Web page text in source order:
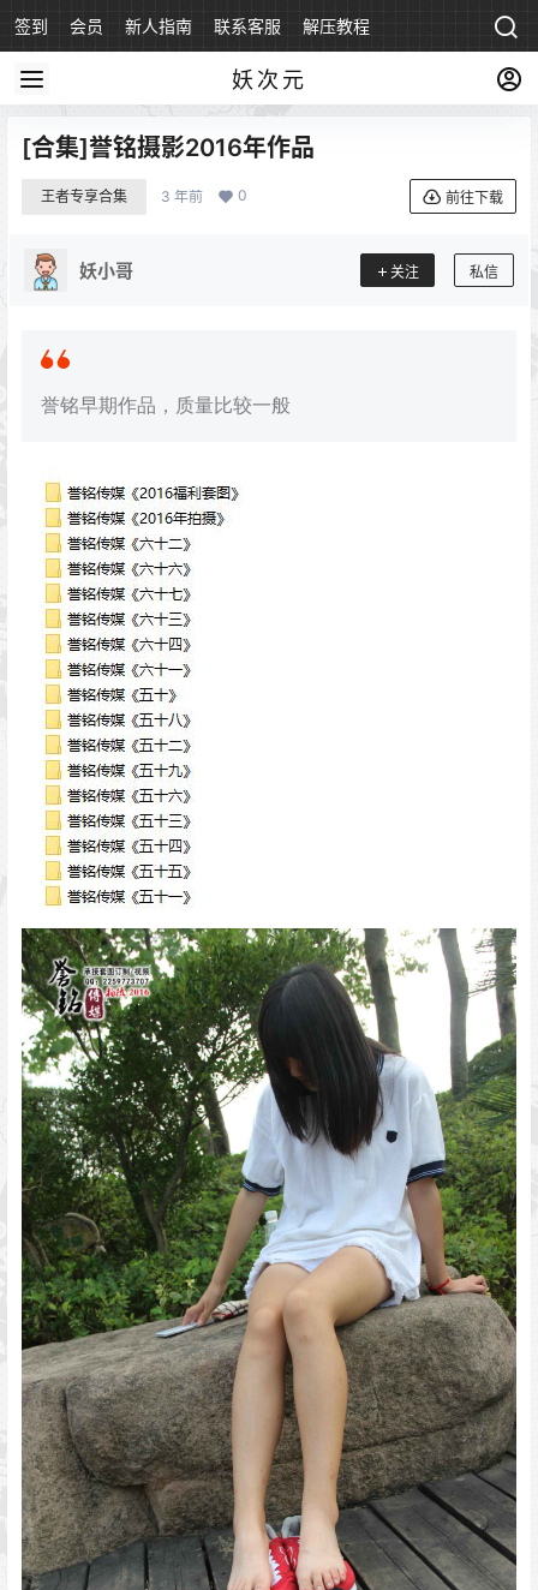
签到 会员 新人指南 联系客服 解压教程
妖次元
[合集]誉铭摄影2016年作品
王者专享合集 3 年前 0 前往下载
妖小哥 关注 私信
誉铭早期作品，质量比较一般